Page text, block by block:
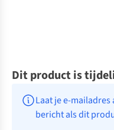
Dit product is
Laat je e-
bericht als dit